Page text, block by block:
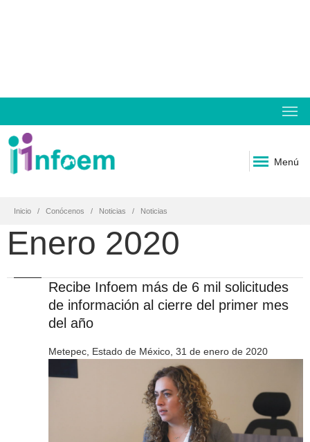
Menú
Inicio Conócenos Noticias Noticias
Enero 2020
Recibe Infoem más de 6 mil solicitudes
de información al cierre del primer mes
del año
Metepec, Estado de México, 31 de enero de 2020